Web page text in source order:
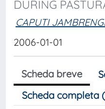
DURING
CAPUTI
2006-01-01
Scheda breve
Scheda completa